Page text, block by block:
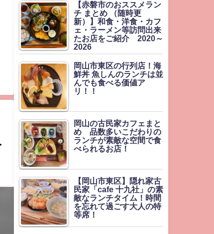
【赤磐市のおススメラン
チ まとめ （随時更
新）】和食・洋食・カフ
ェ・ラーメン等訪問出来
たお店をご紹介 2020～
2026
岡山市東区の行列店！海
鮮丼 魚しんのランチは並
んでも食べる価値ア
リ！！
岡山の古民家カフェまと
め 品数多いこだわりの
ランチが素敵な空間で食
べられるお店！
【岡山市東区】隠れ家古
民家「cafe 十九社」の素
敵なランチタイム！時間
を忘れて過ごす大人の特
等席！